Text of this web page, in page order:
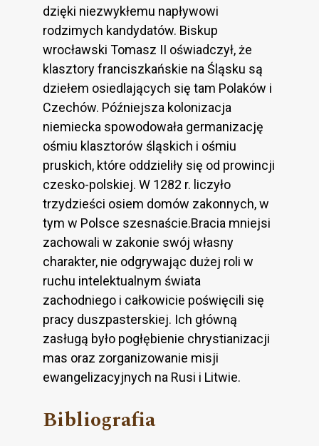
dzięki niezwykłemu napływowi
rodzimych kandydatów. Biskup
wrocławski Tomasz II oświadczył, że
klasztory franciszkańskie na Śląsku są
dziełem osiedlających się tam Polaków i
Czechów. Późniejsza kolonizacja
niemiecka spowodowała germanizację
ośmiu klasztorów śląskich i ośmiu
pruskich, które oddzieliły się od prowincji
czesko-polskiej. W 1282 r. liczyło
trzydzieści osiem domów zakonnych, w
tym w Polsce szesnaście.Bracia mniejsi
zachowali w zakonie swój własny
charakter, nie odgrywając dużej roli w
ruchu intelektualnym świata
zachodniego i całkowicie poświęcili się
pracy duszpasterskiej. Ich główną
zasługą było pogłębienie chrystianizacji
mas oraz zorganizowanie misji
ewangelizacyjnych na Rusi i Litwie.
Bibliografia